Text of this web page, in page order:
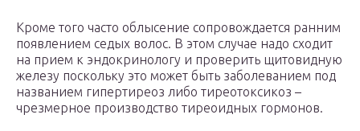
Кроме того часто облысение сопровождается ранним
появлением седых волос. В этом случае надо сходит
на прием к эндокринологу и проверить щитовидную
железу поскольку это может быть заболеванием под
названием гипертиреоз либо тиреотоксикоз –
чрезмерное производство тиреоидных гормонов.